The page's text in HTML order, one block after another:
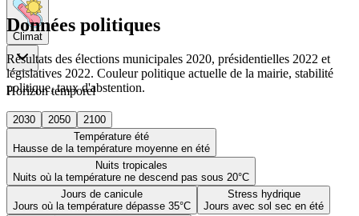
Climat
Horizon temporel
2030 2050
2100
Température été
Hausse de la température moyenne en été
Nuits tropicales
Nuits où la température ne descend pas sous 20°C
Jours de canicule
Jours où la température dépasse 35°C
Stress hydrique
Jours avec sol sec en été
Données politiques
Résultats des élections municipales 2020, présidentielles 2022 et
législatives 2022. Couleur politique actuelle de la mairie, stabilité
politique, taux d'abstention.